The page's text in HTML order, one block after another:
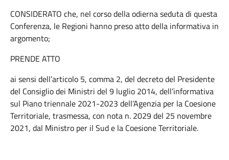
CONSIDERATO che, nel corso della odierna seduta di questa
Conferenza, le Regioni hanno preso atto della informativa in
argomento;
PRENDE ATTO
ai sensi dell’articolo 5, comma 2, del decreto del Presidente
del Consiglio dei Ministri del 9 luglio 2014, dell’informativa
sul Piano triennale 2021-2023 dell’Agenzia per la Coesione
Territoriale, trasmessa, con nota n. 2029 del 25 novembre
2021, dal Ministro per il Sud e la Coesione Territoriale.